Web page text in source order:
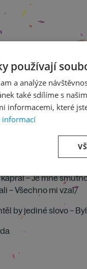
– Je mně
– Všechno mi vzal/
by jediné slovo –
používají
a analýze
také sdílíme s
informacemi, které
informací